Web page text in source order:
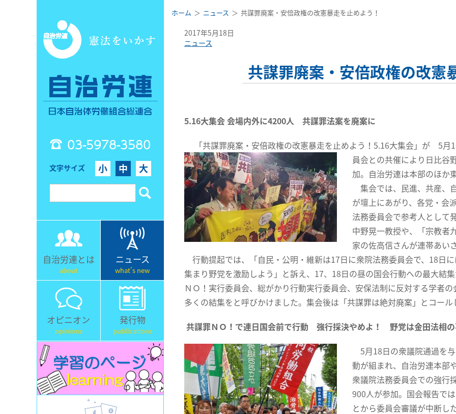
03-5978-3580
文字サイズ 小 中 大
自治労連とは
about
ニュース
what's new
オピニオン
opinions
発行物
publications
ホーム ニュース 共謀罪廃案・安倍政権の改憲暴走を止めよう！
2017年5月18日
ニュース
共謀罪廃案・安倍政権の改
5.16大集会 会場内外に4200人 共謀罪法案を廃案に
「共謀罪廃案・安倍政権の改憲暴走を止めよう！5.16大集会」が 5月
員会との共催により日比谷
加。自治労連は本部のほか
集会では、民進、共産、
が壇上にあがり、各党・会
法務委員会で参考人として
中野晃一教授や、「宗教者
家の佐高信さんが連帯あい
行動提起では、「自民・公明・維新は17日に衆院法務委員会で、18日
集まり野党を激励しよう」と訴え、17、18日の昼の国会行動への最大結
ＮＯ！実行委員会、総がかり行動実行委員会、安保法制に反対する学者
多くの結集をと呼びかけました。集会後は「共謀罪は絶対廃案」とコール
共謀罪ＮＯ！で連日国会前で行動 強行採決やめよ！ 野党は金田法相
5月18日の衆議院通過を
動が組まれ、自治労連本部
衆議院法務委員会での強行
900人が参加。国会報告で
とから委員会審議が中断し